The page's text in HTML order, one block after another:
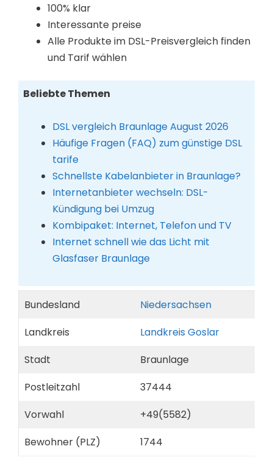
100% klar
Interessante preise
Alle Produkte im DSL-Preisvergleich finden
und Tarif wählen
Beliebte Themen
DSL vergleich Braunlage August 2026
Häufige Fragen (FAQ) zum günstige DSL
tarife
Schnellste Kabelanbieter in Braunlage?
Internetanbieter wechseln: DSL-
Kündigung bei Umzug
Kombipaket: Internet, Telefon und TV
Internet schnell wie das Licht mit
Glasfaser Braunlage
Bundesland
Niedersachsen
Landkreis
Landkreis Goslar
Stadt
Braunlage
Postleitzahl
37444
Vorwahl
+49(5582)
Bewohner (PLZ)
1744